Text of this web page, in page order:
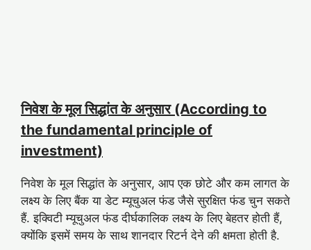
निवेश के मूल सिद्धांत के अनुसार (According to
the fundamental principle of
investment)
निवेश के मूल सिद्धांत के अनुसार, आप एक छोटे और कम लागत के
लक्ष्य के लिए बैंक या डेट म्यूचुअल फंड जैसे सुरक्षित फंड चुन सकते
हैं. इक्विटी म्यूचुअल फंड दीर्घकालिक लक्ष्य के लिए बेहतर होती हैं,
क्योंकि इसमें समय के साथ शानदार रिटर्न देने की क्षमता होती है.